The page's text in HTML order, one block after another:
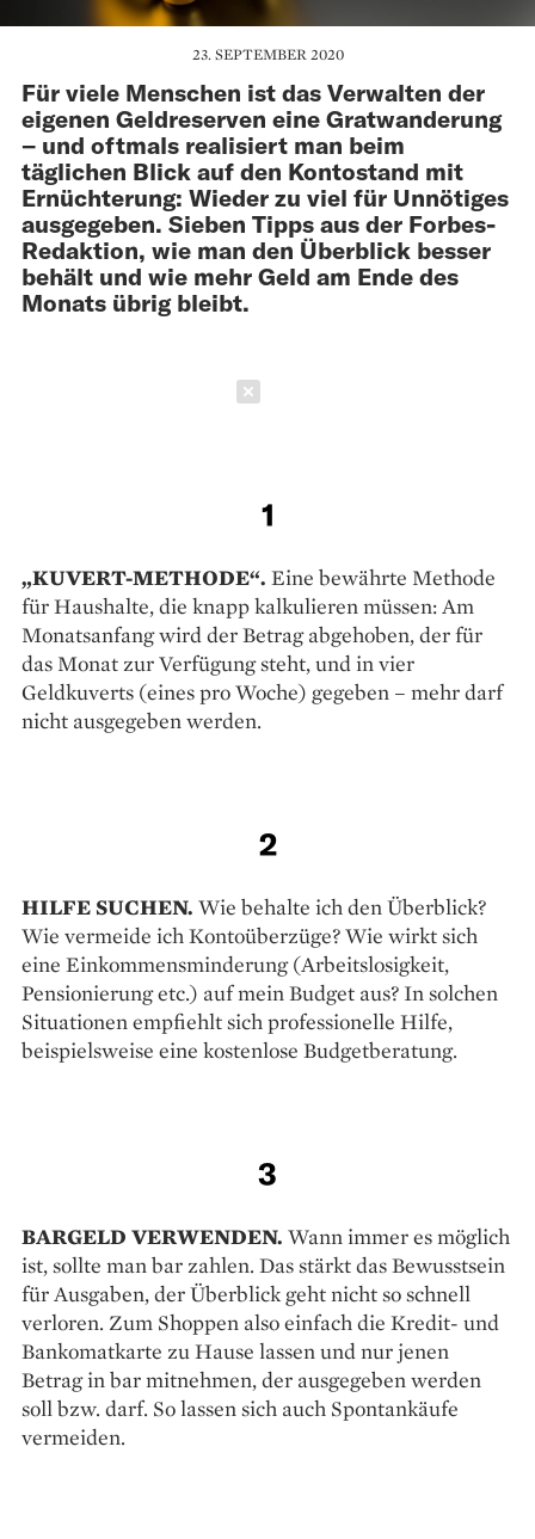
23. SEPTEMBER 2020
Für viele Menschen ist das Verwalten der
eigenen Geldreserven eine Gratwanderung
– und oftmals realisiert man beim
täglichen Blick auf den Kontostand mit
Ernüchterung: Wieder zu viel für Unnötiges
ausgegeben. Sieben Tipps aus der Forbes-
Redaktion, wie man den Überblick besser
behält und wie mehr Geld am Ende des
Monats übrig bleibt.
1
„KUVERT-METHODE“. Eine bewährte Methode
für Haushalte, die knapp kalkulieren müssen: Am
Monatsanfang wird der Betrag abgehoben, der für
das Monat zur Verfügung steht, und in vier
Geldkuverts (eines pro Woche) gegeben – mehr darf
nicht ausgegeben werden.
2
HILFE SUCHEN. Wie behalte ich den Überblick?
Wie vermeide ich Kontoüberzüge? Wie wirkt sich
eine Einkommensminderung (Arbeitslosigkeit,
Pensionierung etc.) auf mein Budget aus? In solchen
Situationen empfiehlt sich professionelle Hilfe,
beispielsweise eine kostenlose Budgetberatung.
3
BARGELD VERWENDEN. Wann immer es möglich
ist, sollte man bar zahlen. Das stärkt das Bewusstsein
für Ausgaben, der Überblick geht nicht so schnell
verloren. Zum Shoppen also einfach die Kredit- und
Bankomatkarte zu Hause lassen und nur jenen
Betrag in bar mitnehmen, der ausgegeben werden
soll bzw. darf. So lassen sich auch Spontankäufe
vermeiden.